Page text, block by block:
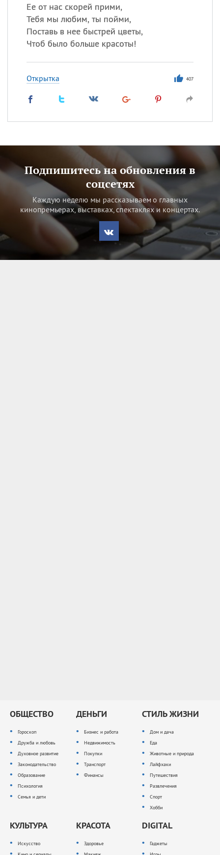
Ее от нас скорей прими,
Тебя мы любим, ты пойми,
Поставь в нее быстрей цветы,
Чтоб было больше красоты!
Открытка 407
Подпишитесь на обновления в
соцсетях
Каждую неделю мы рассказываем о главных
кинопремьерах, выставках, спектаклях и концертах.
ОБЩЕСТВО
Гороскоп
Дружба и любовь
Духовное развитие
Законодательство
Образование
Психология
Семья и дети
ДЕНЬГИ
Бизнес и работа
Недвижимость
Покупки
Транспорт
Финансы
СТИЛЬ ЖИЗНИ
Дом и дача
Еда
Животные и природа
Лайфхаки
Путешествия
Развлечения
Спорт
Хобби
КУЛЬТУРА
Искусство
КРАСОТА
Здоровье
DIGITAL
Гаджеты